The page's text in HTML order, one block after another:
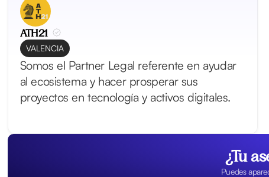
ATH21
VALENCIA
Somos el Partner Legal referente en ayudar
al ecosistema y hacer prosperar sus
proyectos en tecnología y activos digitales.
¿Tu
Puedes